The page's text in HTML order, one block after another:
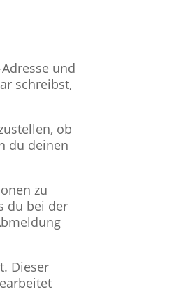
und
schreibst,
ob
du deinen
zu
du bei der
Dieser